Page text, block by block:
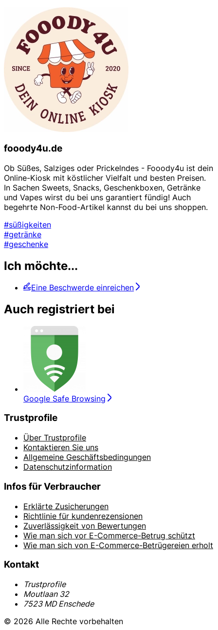
fooody4u.de
Ob Süßes, Salziges oder Prickelndes - Fooody4u ist dein
Online-Kiosk mit köstlicher Vielfalt und besten Preisen.
In Sachen Sweets, Snacks, Geschenkboxen, Getränke
und Vapes wirst du bei uns garantiert fündig! Auch
begehrte Non-Food-Artikel kannst du bei uns shoppen.
#süßigkeiten
#getränke
#geschenke
Ich möchte...
Eine Beschwerde einreichen
Auch registriert bei
Google Safe Browsing
Trustprofile
Über Trustprofile
Kontaktieren Sie uns
Allgemeine Geschäftsbedingungen
Datenschutzinformation
Infos für Verbraucher
Erklärte Zusicherungen
Richtlinie für kundenrezensionen
Zuverlässigkeit von Bewertungen
Wie man sich vor E-Commerce-Betrug schützt
Wie man sich von E-Commerce-Betrügereien erholt
Kontakt
Trustprofile
Moutlaan 32
7523 MD Enschede
© 2026 Alle Rechte vorbehalten